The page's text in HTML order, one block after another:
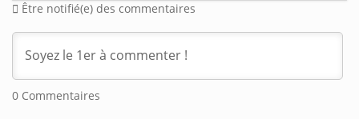
Être notifié(e) des commentaires
0 Commentaires